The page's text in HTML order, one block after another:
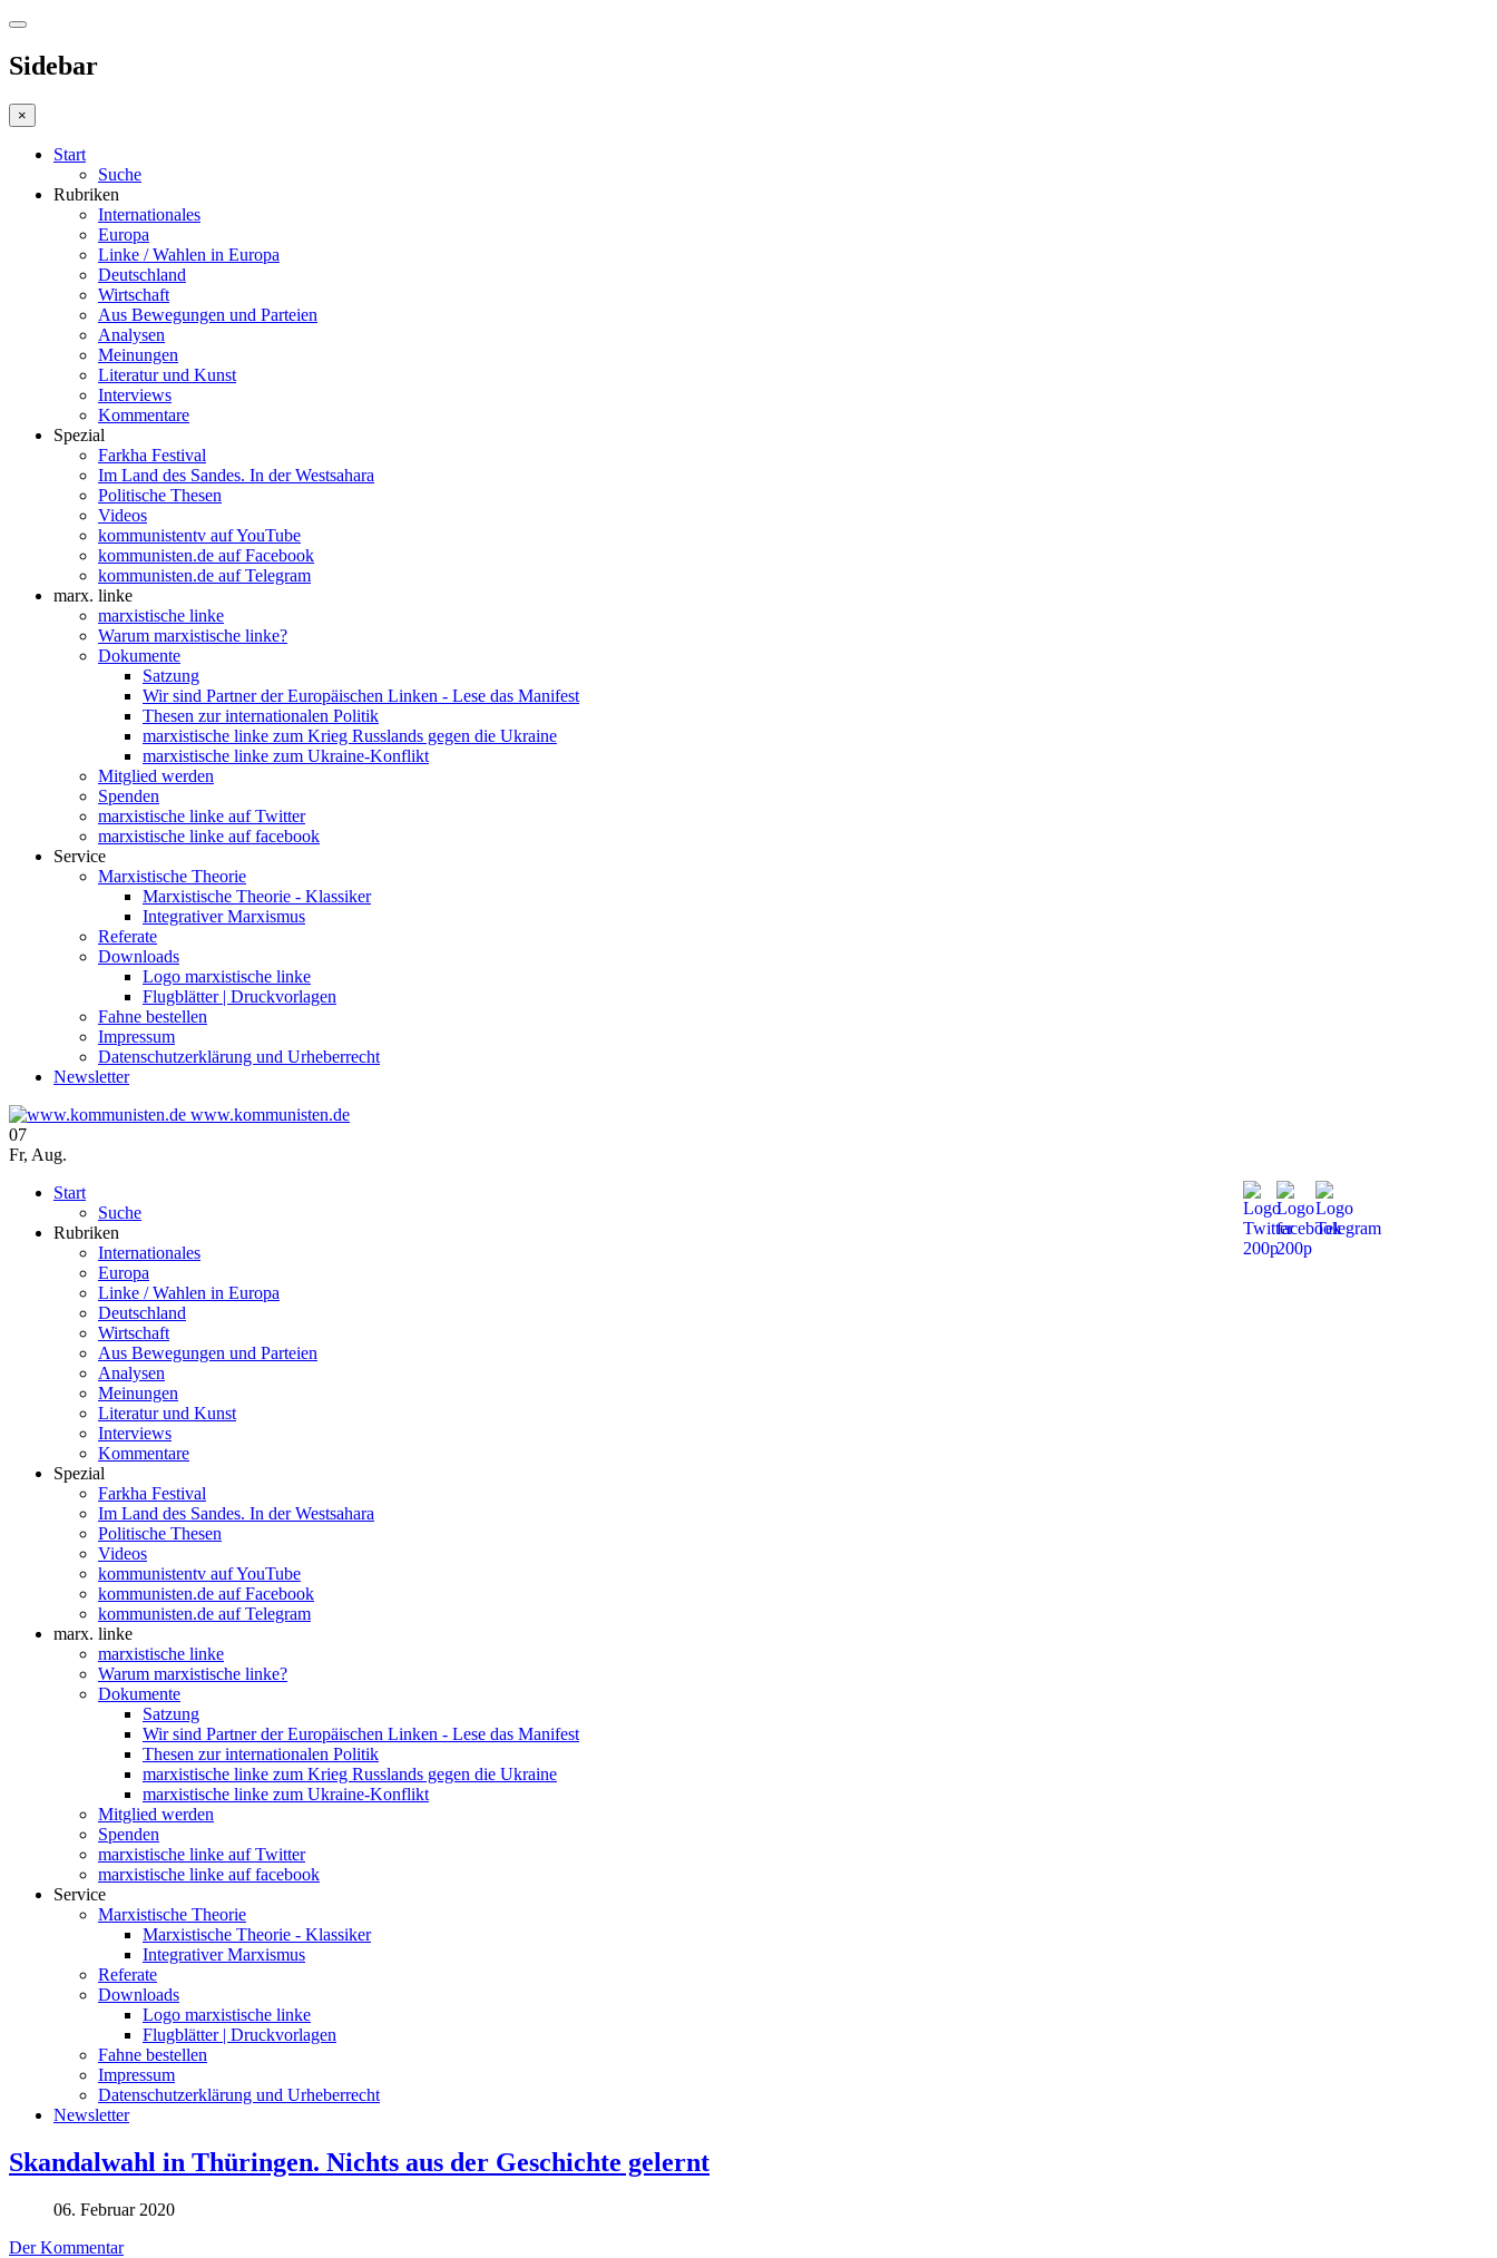
Sidebar
×
Start
Suche
Rubriken
Internationales
Europa
Linke / Wahlen in Europa
Deutschland
Wirtschaft
Aus Bewegungen und Parteien
Analysen
Meinungen
Literatur und Kunst
Interviews
Kommentare
Spezial
Farkha Festival
Im Land des Sandes. In der Westsahara
Politische Thesen
Videos
kommunistentv auf YouTube
kommunisten.de auf Facebook
kommunisten.de auf Telegram
marx. linke
marxistische linke
Warum marxistische linke?
Dokumente
Satzung
Wir sind Partner der Europäischen Linken - Lese das Manifest
Thesen zur internationalen Politik
marxistische linke zum Krieg Russlands gegen die Ukraine
marxistische linke zum Ukraine-Konflikt
Mitglied werden
Spenden
marxistische linke auf Twitter
marxistische linke auf facebook
Service
Marxistische Theorie
Marxistische Theorie - Klassiker
Integrativer Marxismus
Referate
Downloads
Logo marxistische linke
Flugblätter | Druckvorlagen
Fahne bestellen
Impressum
Datenschutzerklärung und Urheberrecht
Newsletter
www.kommunisten.de
07
Fr, Aug.
Start
Suche
Rubriken
Internationales
Europa
Linke / Wahlen in Europa
Deutschland
Wirtschaft
Aus Bewegungen und Parteien
Analysen
Meinungen
Literatur und Kunst
Interviews
Kommentare
Spezial
Farkha Festival
Im Land des Sandes. In der Westsahara
Politische Thesen
Videos
kommunistentv auf YouTube
kommunisten.de auf Facebook
kommunisten.de auf Telegram
marx. linke
marxistische linke
Warum marxistische linke?
Dokumente
Satzung
Wir sind Partner der Europäischen Linken - Lese das Manifest
Thesen zur internationalen Politik
marxistische linke zum Krieg Russlands gegen die Ukraine
marxistische linke zum Ukraine-Konflikt
Mitglied werden
Spenden
marxistische linke auf Twitter
marxistische linke auf facebook
Service
Marxistische Theorie
Marxistische Theorie - Klassiker
Integrativer Marxismus
Referate
Downloads
Logo marxistische linke
Flugblätter | Druckvorlagen
Fahne bestellen
Impressum
Datenschutzerklärung und Urheberrecht
Newsletter
Skandalwahl in Thüringen. Nichts aus der Geschichte gelernt
06. Februar 2020
Der Kommentar